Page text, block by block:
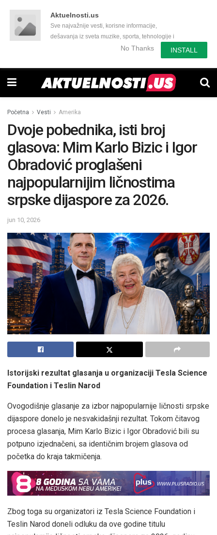
Aktuelnosti.us
Sve najvažnije vesti, korisne informacije,
dešavanja iz sveta muzike, sporta, tehnologije i
još mnogo toga zanimljivog.No Thanks INSTALL
Početna Vesti Amerika
Dvoje pobednika, isti broj
glasova: Mim Karlo Bizic i Igor
Obradović proglašeni
najpopularnijim ličnostima
srpske dijaspore za 2026.
jun 10, 2026
Istorijski rezultat glasanja u organizaciji Tesla Science
Foundation i Teslin Narod
Ovogodišnje glasanje za izbor najpopularnije ličnosti srpske
dijaspore donelo je nesvakidašnji rezultat. Tokom čitavog
procesa glasanja, Mim Karlo Bizic i Igor Obradović bili su
potpuno izjednačeni, sa identičnim brojem glasova od
početka do kraja takmičenja.
Zbog toga su organizatori iz Tesla Science Foundation i
Teslin Narod doneli odluku da ove godine titulu